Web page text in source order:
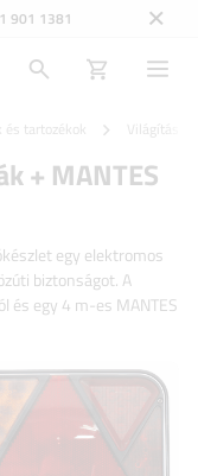
901 1381
tartozékok Világítás
+ MANTES
egy elektromos
biztonságot. A
és egy 4 m-es MANTES